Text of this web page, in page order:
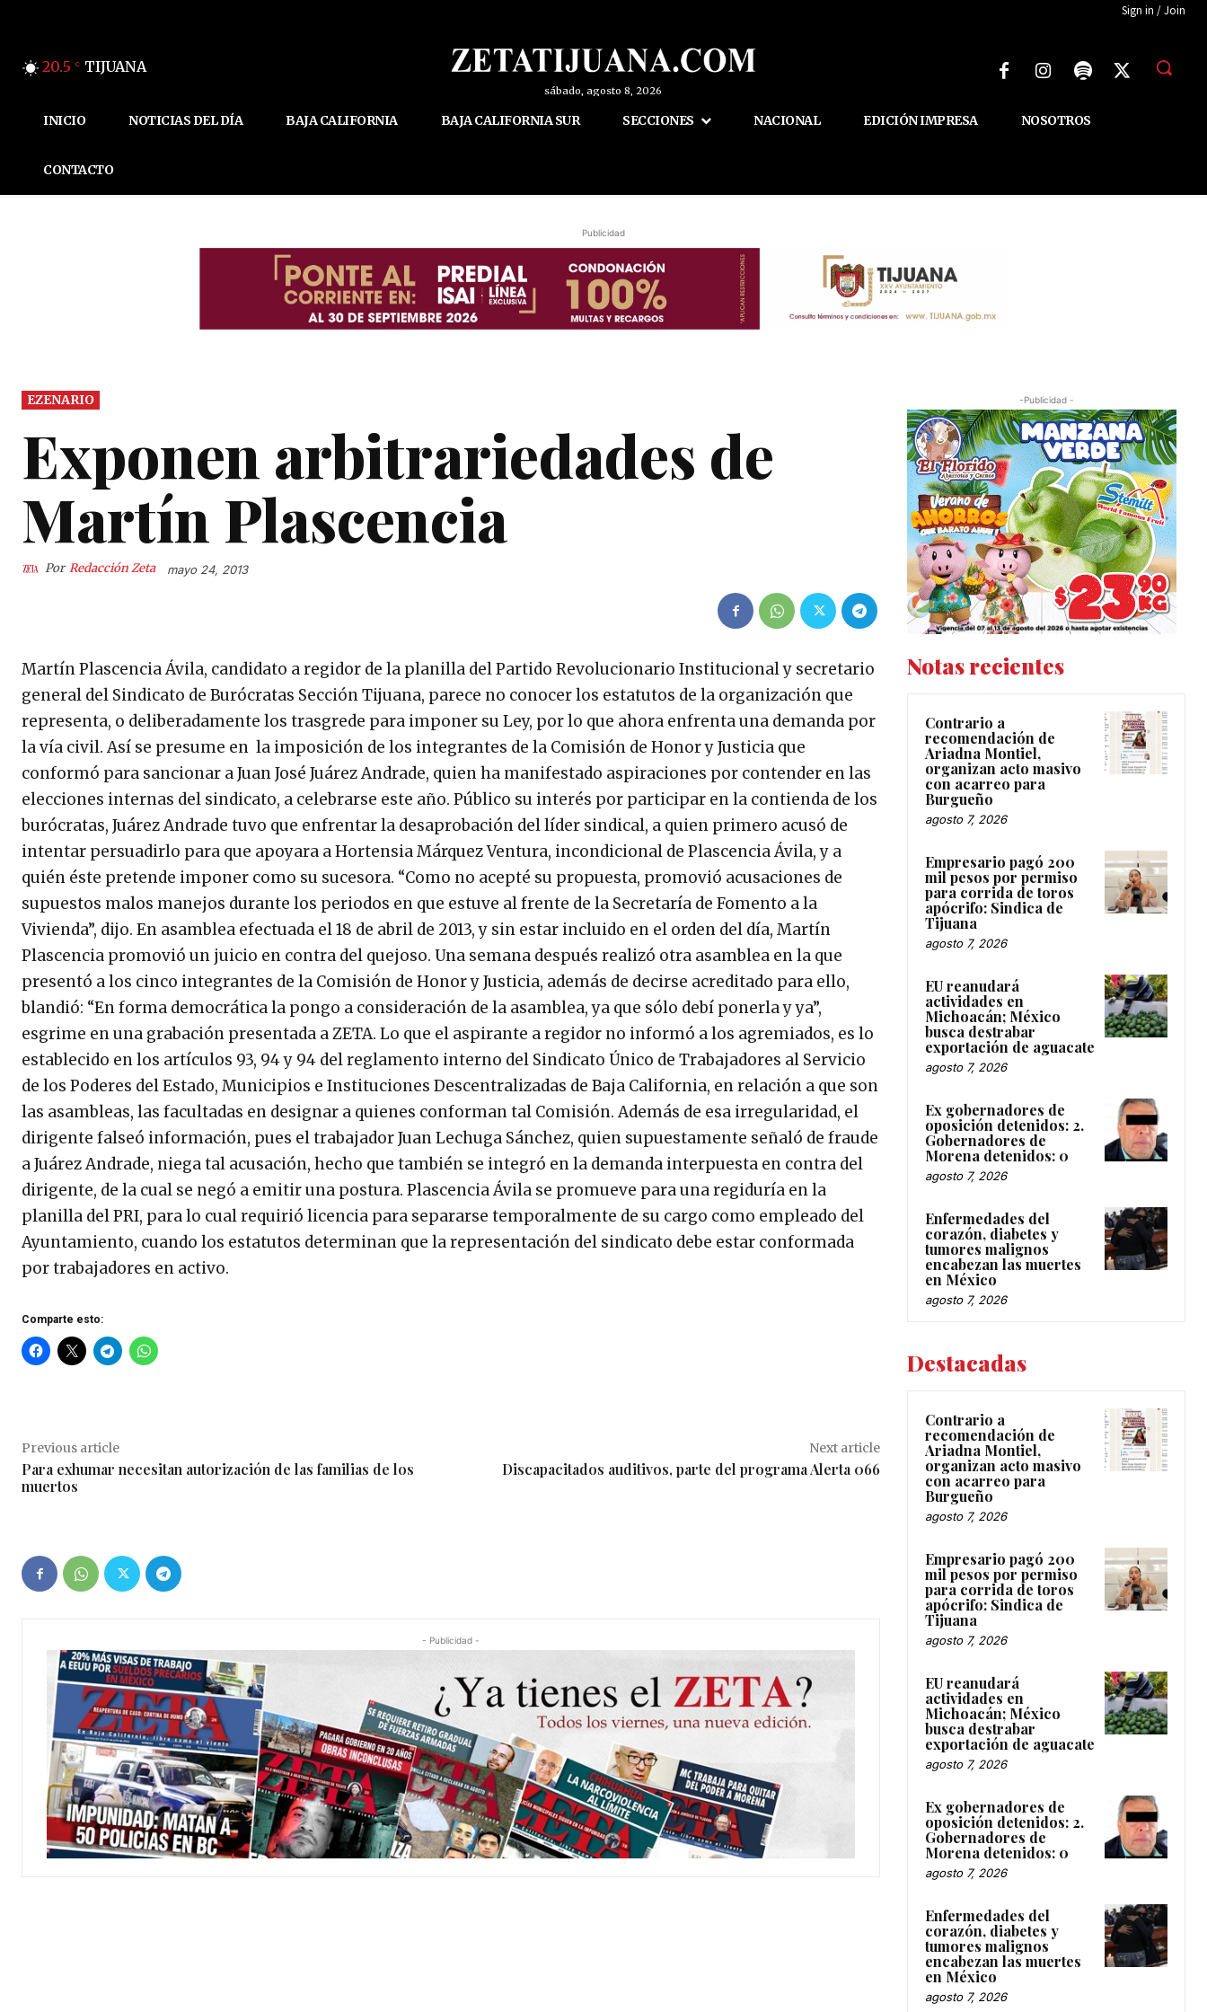
Sign in / Join
20.5 C TIJUANA
sábado, agosto 8, 2026
INICIO NOTICIAS DEL DÍA BAJA CALIFORNIA BAJA CALIFORNIA SUR SECCIONES NACIONAL EDICIÓN IMPRESA NOSOTROS
CONTACTO
Publicidad
EZENARIO
Exponen arbitrariedades de
Martín Plascencia
Por Redacción Zeta mayo 24, 2013
Martín Plascencia Ávila, candidato a regidor de la planilla del Partido Revolucionario Institucional y secretario
general del Sindicato de Burócratas Sección Tijuana, parece no conocer los estatutos de la organización que
representa, o deliberadamente los trasgrede para imponer su Ley, por lo que ahora enfrenta una demanda por
la vía civil. Así se presume en la imposición de los integrantes de la Comisión de Honor y Justicia que
conformó para sancionar a Juan José Juárez Andrade, quien ha manifestado aspiraciones por contender en las
elecciones internas del sindicato, a celebrarse este año. Público su interés por participar en la contienda de los
burócratas, Juárez Andrade tuvo que enfrentar la desaprobación del líder sindical, a quien primero acusó de
intentar persuadirlo para que apoyara a Hortensia Márquez Ventura, incondicional de Plascencia Ávila, y a
quién éste pretende imponer como su sucesora. “Como no acepté su propuesta, promovió acusaciones de
supuestos malos manejos durante los periodos en que estuve al frente de la Secretaría de Fomento a la
Vivienda”, dijo. En asamblea efectuada el 18 de abril de 2013, y sin estar incluido en el orden del día, Martín
Plascencia promovió un juicio en contra del quejoso. Una semana después realizó otra asamblea en la que
presentó a los cinco integrantes de la Comisión de Honor y Justicia, además de decirse acreditado para ello,
blandió: “En forma democrática la pongo a consideración de la asamblea, ya que sólo debí ponerla y ya”,
esgrime en una grabación presentada a ZETA. Lo que el aspirante a regidor no informó a los agremiados, es lo
establecido en los artículos 93, 94 y 94 del reglamento interno del Sindicato Único de Trabajadores al Servicio
de los Poderes del Estado, Municipios e Instituciones Descentralizadas de Baja California, en relación a que son
las asambleas, las facultadas en designar a quienes conforman tal Comisión. Además de esa irregularidad, el
dirigente falseó información, pues el trabajador Juan Lechuga Sánchez, quien supuestamente señaló de fraude
a Juárez Andrade, niega tal acusación, hecho que también se integró en la demanda interpuesta en contra del
dirigente, de la cual se negó a emitir una postura. Plascencia Ávila se promueve para una regiduría en la
planilla del PRI, para lo cual requirió licencia para separarse temporalmente de su cargo como empleado del
Ayuntamiento, cuando los estatutos determinan que la representación del sindicato debe estar conformada
por trabajadores en activo.
Comparte esto:
Previous article
Para exhumar necesitan autorización de las familias de los
muertos
Next article
Discapacitados auditivos, parte del programa Alerta 066
- Publicidad -
-Publicidad -
Notas recientes
Contrario a
recomendación de
Ariadna Montiel,
organizan acto masivo
con acarreo para
Burgueño
agosto 7, 2026
Empresario pagó 200
mil pesos por permiso
para corrida de toros
apócrifo: Sindica de
Tijuana
agosto 7, 2026
EU reanudará
actividades en
Michoacán; México
busca destrabar
exportación de aguacate
agosto 7, 2026
Ex gobernadores de
oposición detenidos: 2.
Gobernadores de
Morena detenidos: 0
agosto 7, 2026
Enfermedades del
corazón, diabetes y
tumores malignos
encabezan las muertes
en México
agosto 7, 2026
Destacadas
Contrario a
recomendación de
Ariadna Montiel,
organizan acto masivo
con acarreo para
Burgueño
agosto 7, 2026
Empresario pagó 200
mil pesos por permiso
para corrida de toros
apócrifo: Sindica de
Tijuana
agosto 7, 2026
EU reanudará
actividades en
Michoacán; México
busca destrabar
exportación de aguacate
agosto 7, 2026
Ex gobernadores de
oposición detenidos: 2.
Gobernadores de
Morena detenidos: 0
agosto 7, 2026
Enfermedades del
corazón, diabetes y
tumores malignos
encabezan las muertes
en México
agosto 7, 2026